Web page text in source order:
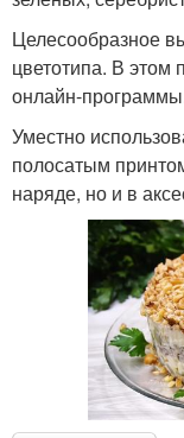
Целесообразное
цветотипа. В этом
онлайн-
Уместно
полосатым
наряде, но и в